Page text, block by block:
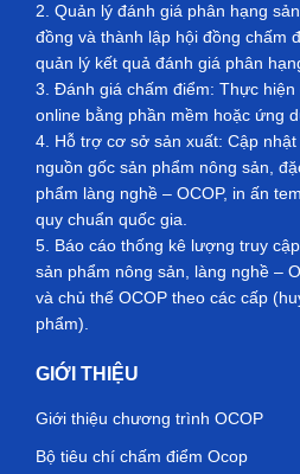
2. Quản lý đánh giá phân hạng
đồng và thành lập hội đồng chấm
quản lý kết quả đánh giá phân
3. Đánh giá chấm điểm: Thực hiện
online bằng phần mềm hoặc ứng
4. Hỗ trợ cơ sở sản xuất: Cập
nguồn gốc sản phẩm nông sản,
phẩm làng nghề – OCOP, in ấn
quy chuẩn quốc gia.
5. Báo cáo thống kê lượng truy
sản phẩm nông sản, làng nghề –
và chủ thể OCOP theo các cấp
phẩm).
GIỚI THIỆU
Giới thiệu chương trình OCOP
Bộ tiêu chí chấm điểm Ocop